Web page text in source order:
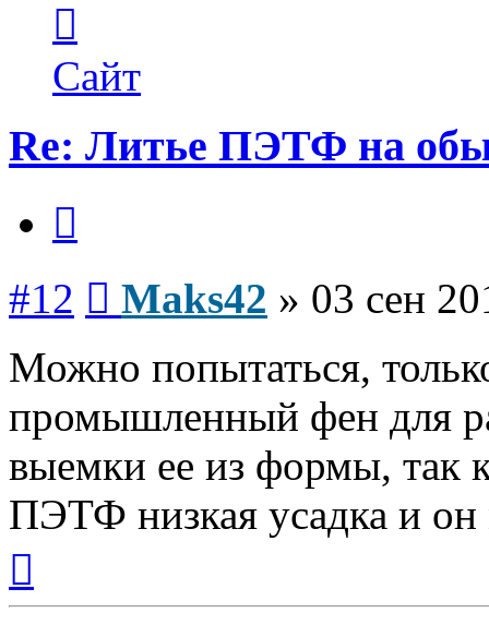
пользователя
Maks42
Сайт
Re: Литье ПЭТФ на
#12 Maks42 » 03 сен
Можно попытаться,
промышленный фен для
выемки ее из формы, так
ПЭТФ низкая усадка и он
началу